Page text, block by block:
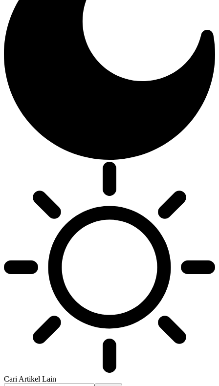
Cari Artikel Lain